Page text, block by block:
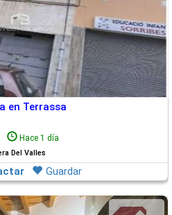
en Terrassa
Hace 1 día
Del Valles
Guardar